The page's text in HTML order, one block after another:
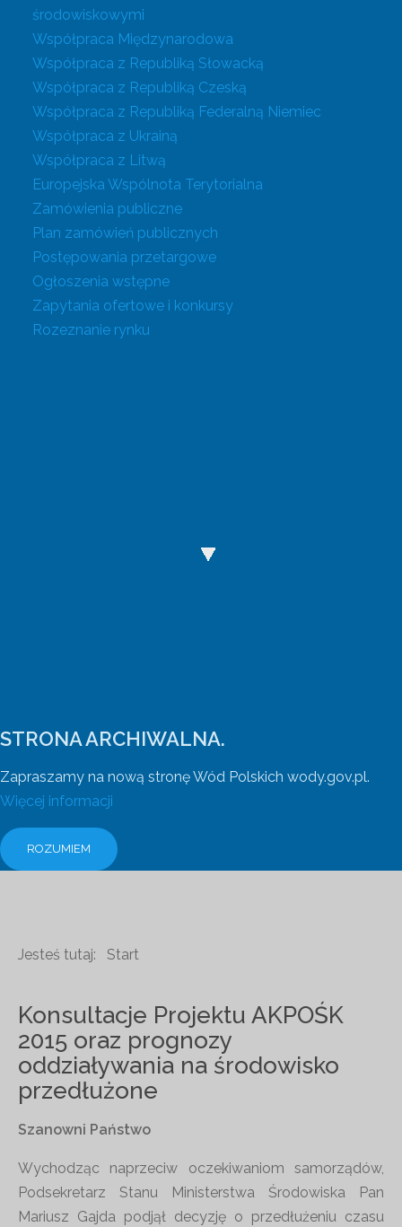
środowiskowymi
Współpraca Międzynarodowa
Współpraca z Republiką Słowacką
Współpraca z Republiką Czeską
Współpraca z Republiką Federalną Niemiec
Współpraca z Ukrainą
Współpraca z Litwą
Europejska Wspólnota Terytorialna
Zamówienia publiczne
Plan zamówień publicznych
Postępowania przetargowe
Ogłoszenia wstępne
Zapytania ofertowe i konkursy
Rozeznanie rynku
STRONA ARCHIWALNA.
Zapraszamy na nową stronę Wód Polskich wody.gov.pl.
Więcej informacji
ROZUMIEM
Jesteś tutaj: Start
Konsultacje Projektu AKPOŚK
2015 oraz prognozy
oddziaływania na środowisko
przedłużone
Szanowni Państwo
Wychodząc naprzeciw oczekiwaniom samorządów,
Podsekretarz Stanu Ministerstwa Środowiska Pan
Mariusz Gajda podjął decyzję o przedłużeniu czasu